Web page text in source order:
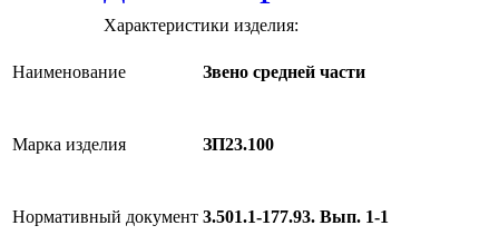
Характеристики изделия:
Наименование Звено средней части
Марка изделия ЗП23.100
Нормативный документ 3.501.1-177.93. Вып. 1-1